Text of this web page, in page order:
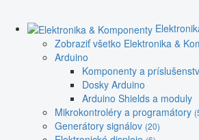
Zobraziť všetko Elektronika &
Arduino
Komponenty a
Dosky Arduino
Arduino Shields a moduly
Mikrokontroléry a programátory
Generátory signálov (20)